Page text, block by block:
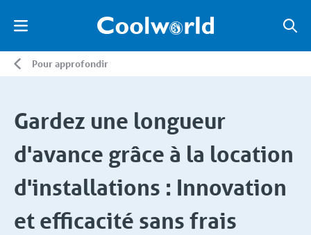
Pour approfondir
Gardez une longueur
d'avance grâce à la location
d'installations : Innovation
et efficacité sans frais